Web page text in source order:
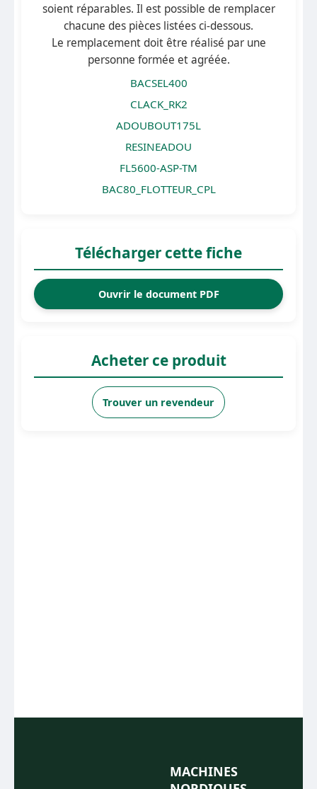
soient réparables. Il est possible de remplacer
chacune des pièces listées ci-dessous.
Le remplacement doit être réalisé par une
personne formée et agréée.
BACSEL400
CLACK_RK2
ADOUBOUT175L
RESINEADOU
FL5600-ASP-TM
BAC80_FLOTTEUR_CPL
Télécharger cette fiche
Ouvrir le document PDF
Acheter ce produit
Trouver un revendeur
MACHINES